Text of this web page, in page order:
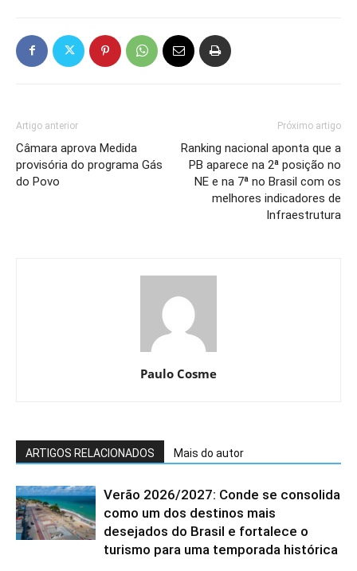
Artigo anterior
Câmara aprova Medida
provisória do programa Gás
do Povo
Próximo artigo
Ranking nacional aponta que a
PB aparece na 2ª posição no
NE e na 7ª no Brasil com os
melhores indicadores de
Infraestrutura
Paulo Cosme
ARTIGOS RELACIONADOS Mais do autor
Verão 2026/2027: Conde se consolida
como um dos destinos mais
desejados do Brasil e fortalece o
turismo para uma temporada histórica